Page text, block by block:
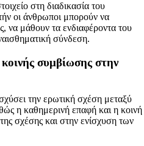
στη διαδικασία του
οι άνθρωποι μπορούν να
να μάθουν τα ενδιαφέροντα του
σύνδεση.
συμβίωσης στην
την ερωτική σχέση μεταξύ
η καθημερινή επαφή και η κοινή
σχέσης και στην ενίσχυση των